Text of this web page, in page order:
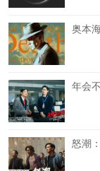
奥本
年会
怒潮